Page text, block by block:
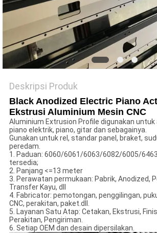
Deskripsi Produk
Black Anodized Electric Piano
Ekstrusi Aluminium Mesin CNC
Aluminium Extrusion Profile digunakan
piano elektrik, piano, gitar dan sebagainya.
Gunakan untuk rel, standar panel, braket,
peredam.
1. Paduan: 6060/6061/6063/6082/6005/
tersedia;
2. Panjang <=13 meter
3. Perawatan permukaan: Pabrik, Anodized,
Transfer Kayu, dll
4. Fabricator: pemotongan, penggilingan,
CNC, perakitan, paket.dll.
5. Layanan Satu Atap: Cetakan, Ekstrusi,
Perakitan, Pengiriman.
6. Setiap OEM dan desain dipersilakan.